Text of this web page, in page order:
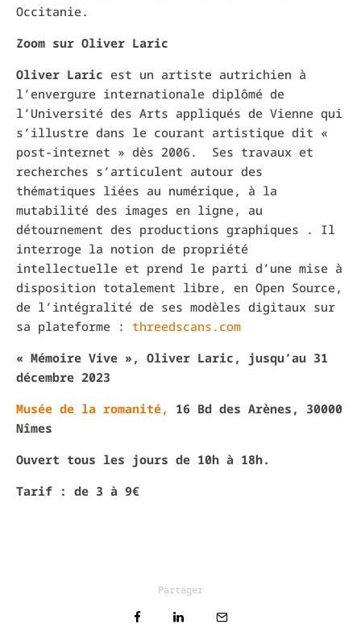
Occitanie.
Zoom sur Oliver Laric
Oliver Laric est un artiste autrichien à
l’envergure internationale diplômé de
l’Université des Arts appliqués de Vienne qui
s’illustre dans le courant artistique dit «
post-internet » dès 2006. Ses travaux et
recherches s’articulent autour des
thématiques liées au numérique, à la
mutabilité des images en ligne, au
détournement des productions graphiques . Il
interroge la notion de propriété
intellectuelle et prend le parti d’une mise à
disposition totalement libre, en Open Source,
de l’intégralité de ses modèles digitaux sur
sa plateforme : threedscans.com
« Mémoire Vive », Oliver Laric, jusqu’au 31
décembre 2023
Musée de la romanité,
16 Bd des Arènes, 30000
Nîmes
Ouvert tous les jours de 10h à 18h.
Tarif : de 3 à 9€
Partager